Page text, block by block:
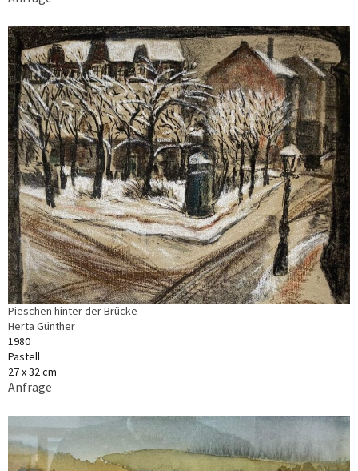
Pieschen hinter der Brücke
Herta Günther
1980
Pastell
27 x 32 cm
Anfrage